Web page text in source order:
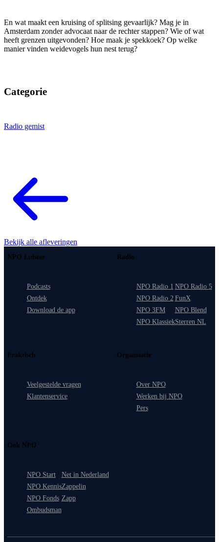
En wat maakt een kruising of splitsing gevaarlijk? Mag je in
Amsterdam zonder advocaat naar de rechter stappen? Wie of wat
heeft grenzen uitgevonden? Hoe maak je spekkoek? Op welke
manier vinden weidevogels hun nest terug?
Categorie
Radio gemist
Bekijk alle afleveringen
NPO Luister
Podcasts
Ontdek
Download de app
Radio
NPO Radio 1
NPO Radio 2
NPO 3FM
NPO Klassiek
NPO Radio 5
FunX
NPO Blend
Sterren NL
Praktisch
Veelgestelde vragen
Klantenservice
Organisatie
Over NPO
Werken bij NPO
Pers
Ook NPO
NPO Start
NPO Kennis
NPO Fonds
Ombudsman
Net in Nederland
Zappelin
Zapp